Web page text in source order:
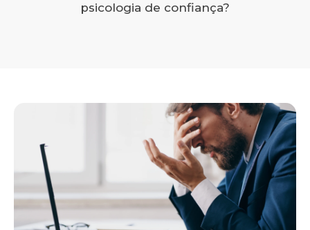
psicologia de confiança?